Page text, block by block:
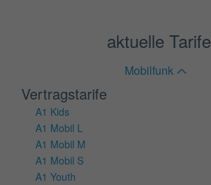
aktuelle Tarife
Mobilfunk
Vertragstarife
A1 Kids
A1 Mobil L
A1 Mobil M
A1 Mobil S
A1 Youth